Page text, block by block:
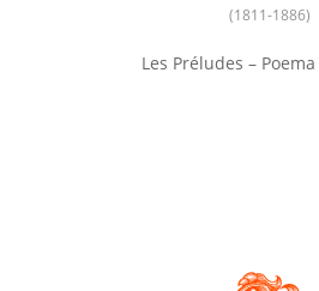
(1811-1886)
Les Préludes –